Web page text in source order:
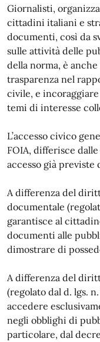
Giornalisti,
cittadini italiani e
documenti, così da
sulle attività delle
della norma, è
trasparenza nel
civile, e
temi di interesse
L’accesso civico
FOIA, differisce
accesso già previste
A differenza del
documentale
garantisce al
documenti alle
dimostrare di
A differenza del
(regolato dal d. lgs.
accedere
negli obblighi di
particolare, dal